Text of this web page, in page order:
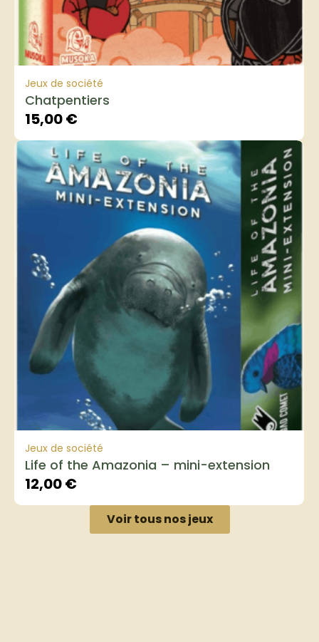
Jeux de société
Chatpentiers
15,00€
Jeux de société
Life of the Amazonia – mini-extension
12,00€
Voir tous nos jeux